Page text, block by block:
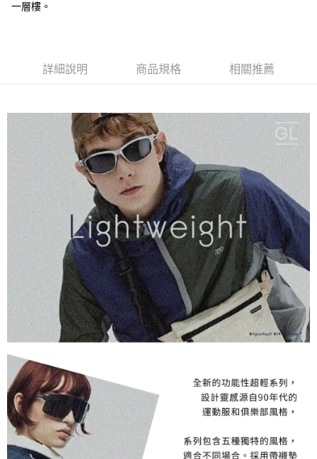
黑貓宅配(離島)
每筆NT$120，滿NT$1,000(含以上)免運費
一層樓。
詳細說明 商品規格 相關推薦